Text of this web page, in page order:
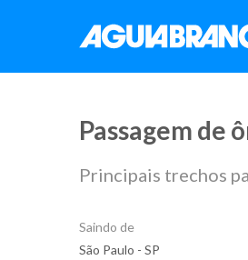
Passagem de
Principais trechos
Saindo de
São Paulo - SP